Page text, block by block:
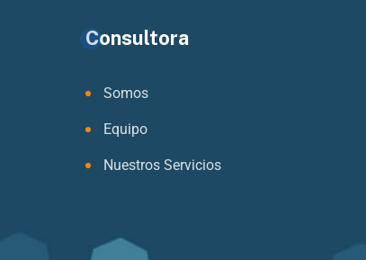
Consultora
Somos
Equipo
Nuestros Servicios